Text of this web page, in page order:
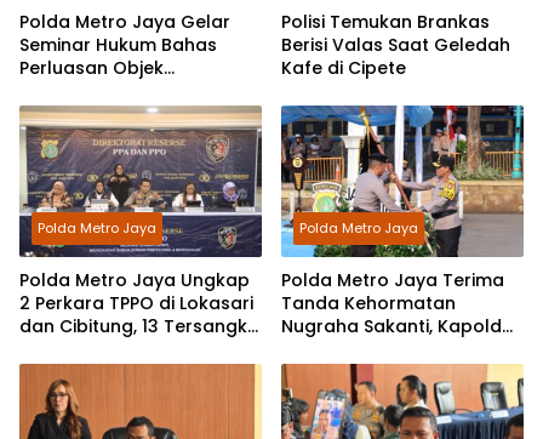
Polda Metro Jaya Gelar
Seminar Hukum Bahas
Perluasan Objek
Baru
Polisi Temukan Brankas
Berisi Valas Saat Geledah
Kafe di Cipete
Polda Metro Jaya
Polda Metro Jaya Ungkap
2 Perkara TPPO di Lokasari
dan Cibitung, 13 Tersangka
Polda Metro Jaya
Polda Metro Jaya Terima
Tanda Kehormatan
Nugraha Sakanti, Kapolda: